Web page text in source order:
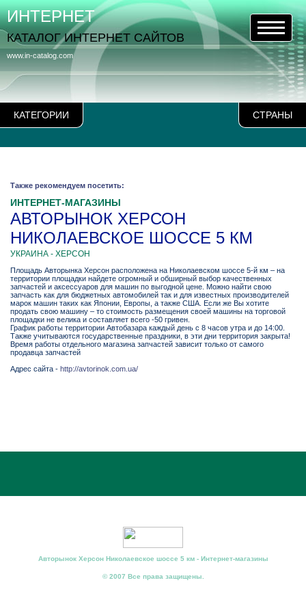
КАТЕГОРИИ СТРАНЫ
www.in-catalog.com
ИНТЕРНЕТ
КАТАЛОГ ИНТЕРНЕТ САЙТОВ
Также рекомендуем посетить:
ИНТЕРНЕТ-МАГАЗИНЫ
АВТОРЫНОК ХЕРСОН
НИКОЛАЕВСКОЕ ШОССЕ 5 КМ
УКРАИНА - ХЕРСОН
Площадь Авторынка Херсон расположена на Николаевском шоссе 5-й км – на
территории площадки найдете огромный и обширный выбор качественных
запчастей и аксессуаров для машин по выгодной цене. Можно найти свою
запчасть как для бюджетных автомобилей так и для известных производителей
марок машин таких как Японии, Европы, а также США. Если же Вы хотите
продать свою машину – то стоимость размещения своей машины на торговой
площадки не велика и составляет всего -50 гривен.
График работы территории Автобазара каждый день с 8 часов утра и до 14:00.
Также учитываются государственные праздники, в эти дни территория закрыта!
Время работы отдельного магазина запчастей зависит только от самого
продавца запчастей
Адрес сайта - http://avtorinok.com.ua/
Авторынок Херсон Николаевское шоссе 5 км - Интернет-магазины
© 2007 Все права защищены.